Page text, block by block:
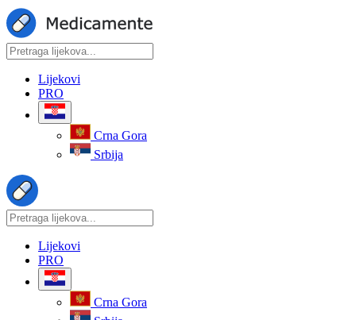
Lijekovi
PRO
Crna Gora
Srbija
Lijekovi
PRO
Crna Gora